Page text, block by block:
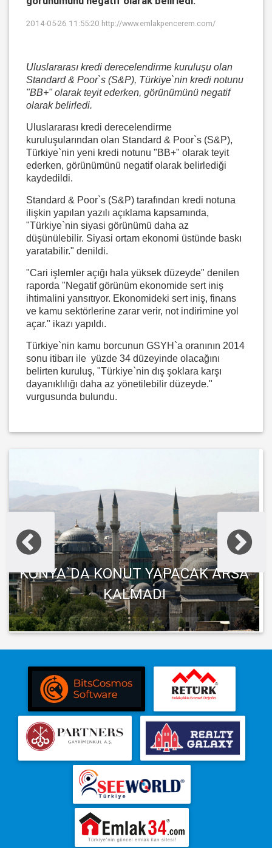
2014-05-26 11:55:20 http://www.emlakpencerem.com/
Uluslararası kredi derecelendirme kuruluşu olan
Standard & Poor`s (S&P), Türkiye`nin kredi notunu
"BB+" olarak teyit ederken, görünümünü negatif
olarak belirledi.
Uluslararası kredi derecelendirme
kuruluşularından olan Standard & Poor`s (S&P),
Türkiye`nin yeni kredi notunu "BB+" olarak teyit
ederken, görünümünü negatif olarak belirlediği
kaydedildi.
Standard & Poor`s (S&P) tarafından kredi notuna
ilişkin yapılan yazılı açıklama kapsamında,
"Türkiye`nin siyasi görünümü daha az
düşünülebilir. Siyasi ortam ekonomi üstünde baskı
yaratabilir." denildi.
"Cari işlemler açığı hala yüksek düzeyde" denilen
raporda "Negatif görünüm ekonomide sert iniş
ihtimalini yansıtıyor. Ekonomideki sert iniş, finans
ve kamu sektörlerine zarar verir, not indirimine yol
açar." ikazı yapıldı.
Türkiye`nin kamu borcunun GSYH`a oranının 2014
sonu itibarı ile yüzde 34 düzeyinde olacağını
belirten kuruluş, "Türkiye`nin dış şoklara karşı
dayanıklılığı daha az yönetilebilir düzeyde."
vurgusunda bulundu.
KONYA`DA KONUT YAPACAK ARSA
KALMADI